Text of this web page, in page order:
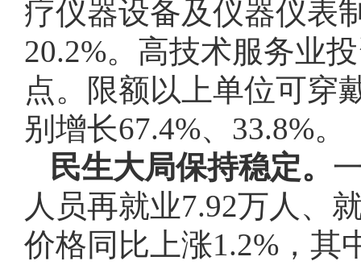
疗仪器设备及仪器仪表
20.2%。高技术服务业
点。限额以上单位可穿
别增长67.4%、33.8%。
民生大局保持稳定。
人员再就业7.92万人、
价格同比上涨1.2%，其